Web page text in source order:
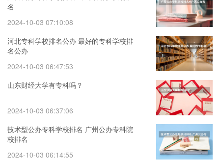
名
2024-10-03 07:10:08
河北专科学校排名公办 最好的专科学校排
名公办
2024-10-03 06:47:53
山东财经大学有专科吗？
2024-10-03 06:37:06
技术型公办专科学校排名 广州公办专科院
校排名
2024-10-03 06:14:55